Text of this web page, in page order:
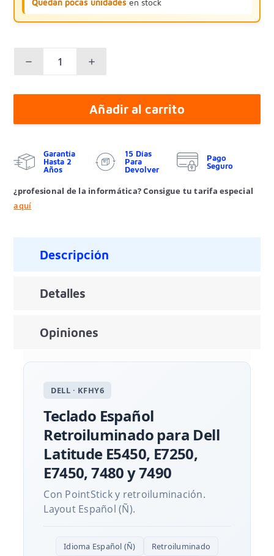
Quedan pocas unidades en stock
Añadir al carrito
Garantía
Hasta 2
Años
15 Días
Para
Devolver
Pago
Seguro
¿profesional de la informática? Consigue tu tarifa especial
aquí
Descripción
Detalles
Opiniones
DELL · KFHY6
Teclado Español
Retroiluminado para Dell
Latitude E5450, E7250,
E7450, 7480 y 7490
Con PointStick y retroiluminación.
Layout Español (Ñ).
Idioma Español (Ñ)
Retroiluminado